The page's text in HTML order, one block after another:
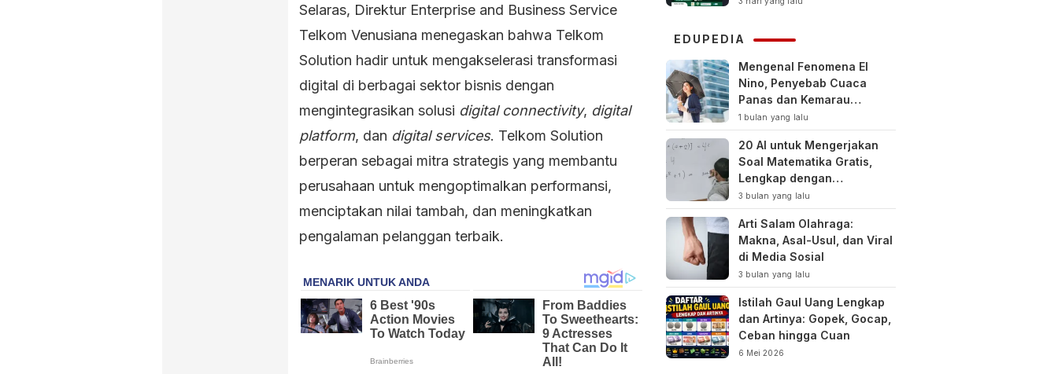
Selaras, Direktur Enterprise and Business Service
Telkom Venusiana menegaskan bahwa Telkom
Solution hadir untuk mengakselerasi transformasi
digital di berbagai sektor bisnis dengan
mengintegrasikan solusi digital connectivity, digital
platform, dan digital services. Telkom Solution
berperan sebagai mitra strategis yang membantu
perusahaan untuk mengoptimalkan performansi,
menciptakan nilai tambah, dan meningkatkan
pengalaman pelanggan terbaik.
EDUPEDIA
Mengenal Fenomena El
Nino, Penyebab Cuaca
Panas dan Kemarau
Panjang
1 bulan yang lalu
20 AI untuk Mengerjakan
Soal Matematika Gratis,
Lengkap dengan
Pembahasan
3 bulan yang lalu
Arti Salam Olahraga:
Makna, Asal-Usul, dan Viral
di Media Sosial
3 bulan yang lalu
Istilah Gaul Uang Lengkap
dan Artinya: Gopek, Gocap,
Ceban hingga Cuan
6 Mei 2026